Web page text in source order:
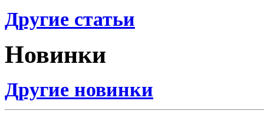
Другие статьи
Новинки
Другие новинки